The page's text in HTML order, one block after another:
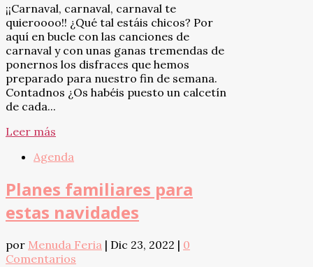
¡¡Carnaval, carnaval, carnaval te
quieroooo!! ¿Qué tal estáis chicos? Por
aquí en bucle con las canciones de
carnaval y con unas ganas tremendas de
ponernos los disfraces que hemos
preparado para nuestro fin de semana.
Contadnos ¿Os habéis puesto un calcetín
de cada...
Leer más
Agenda
Planes familiares para
estas navidades
por Menuda Feria | Dic 23, 2022 | 0
Comentarios